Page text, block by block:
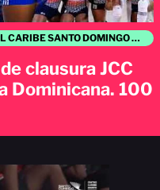
JUEGOS CENTROAMERICANOS Y DEL CARIBE SANTO DOMINGO 2026
clausura JCC
Dominicana. 100